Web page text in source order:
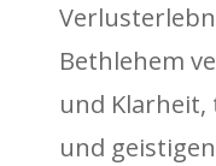
Bethlehem
und
und